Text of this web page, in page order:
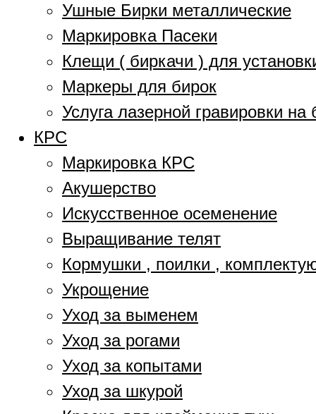
Ушные Бирки металлические
Маркировка Пасеки
Клещи ( биркачи ) для
Маркеры для бирок
Услуга лазерной гравировки на
КРС
Маркировка КРС
Акушерство
Искусственное осеменение
Выращивание телят
Кормушки , поилки ,
Укрощение
Уход за выменем
Уход за рогами
Уход за копытами
Уход за шкурой